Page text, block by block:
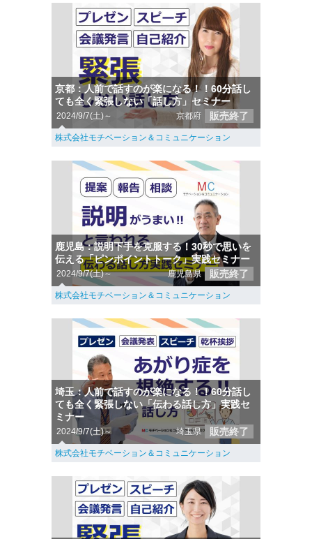
京都：人前で話すのが楽になる！！60分話し
ても全く緊張しない「話し方」セミナー
2024/9/7(土)～ 京都府 販売終了
株式会社モチベーション＆コミュニケーション
鹿児島：説明下手を克服する！30秒で思いを
伝える「ピンポイントトーク」実践セミナー
2024/9/7(土)～ 鹿児島県 販売終了
株式会社モチベーション＆コミュニケーション
埼玉：人前で話すのが楽になる！！60分話し
ても全く緊張しない「伝わる話し方」実践セ
ミナー
2024/9/7(土)～ 埼玉県 販売終了
株式会社モチベーション＆コミュニケーション